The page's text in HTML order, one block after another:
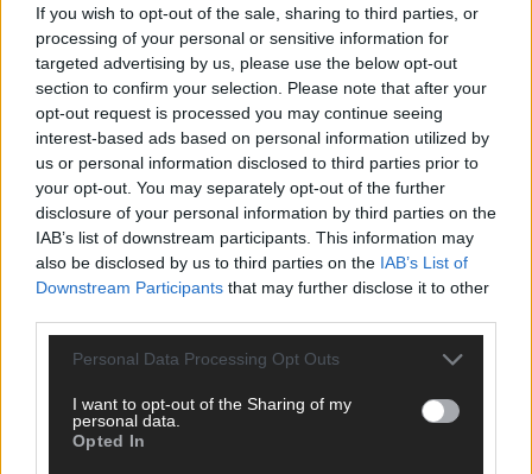
If you wish to opt-out of the sale, sharing to third parties, or
processing of your personal or sensitive information for
targeted advertising by us, please use the below opt-out
section to confirm your selection. Please note that after your
opt-out request is processed you may continue seeing
interest-based ads based on personal information utilized by
us or personal information disclosed to third parties prior to
your opt-out. You may separately opt-out of the further
disclosure of your personal information by third parties on the
IAB’s list of downstream participants. This information may
also be disclosed by us to third parties on the IAB’s List of
Downstream Participants that may further disclose it to other
Personal Data Processing Opt Outs
I want to opt-out of the Sharing of my
personal data.
Opted In